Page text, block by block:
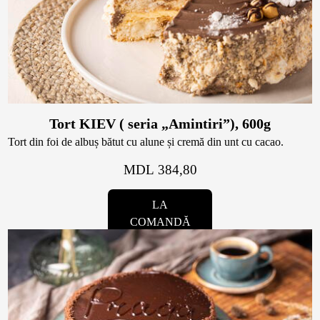
Colaci
Umpluturi
Candy Bar
CakePops personalizat
Cupcake personalizat
Prajituri
Ciocolată
Desert
Macarons
Croissants & muffins
Biscuiţi
Tort KIEV ( seria „Amintiri”), 600g
Tort din foi de albuș bătut cu alune și cremă din unt cu cacao.
MDL 384,80
LA
COMANDĂ